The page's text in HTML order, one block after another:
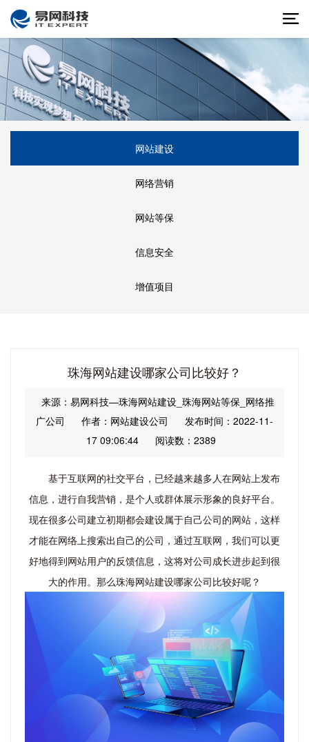
网站建设
网络营销
网站等保
信息安全
增值项目
珠海网站建设哪家公司比较好？
来源：易网科技—珠海网站建设_珠海网站等保_网络推
广公司
作者：网站建设公司
发布时间：2022-11-
17 09:06:44
阅读数：2389
基于互联网的社交平台，已经越来越多人在网站上发布
信息，进行自我营销，是个人或群体展示形象的良好平台。
现在很多公司建立初期都会建设属于自己公司的网站，这样
才能在网络上搜索出自己的公司，通过互联网，我们可以更
好地得到网站用户的反馈信息，这将对公司成长进步起到很
大的作用。那么珠海网站建设哪家公司比较好呢？